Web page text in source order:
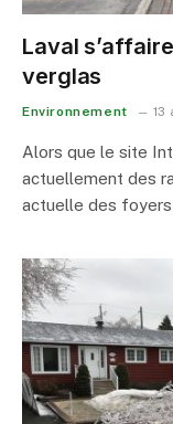
Laval
verglas
Environnement 13
Alors que le site
actuellement des
actuelle des